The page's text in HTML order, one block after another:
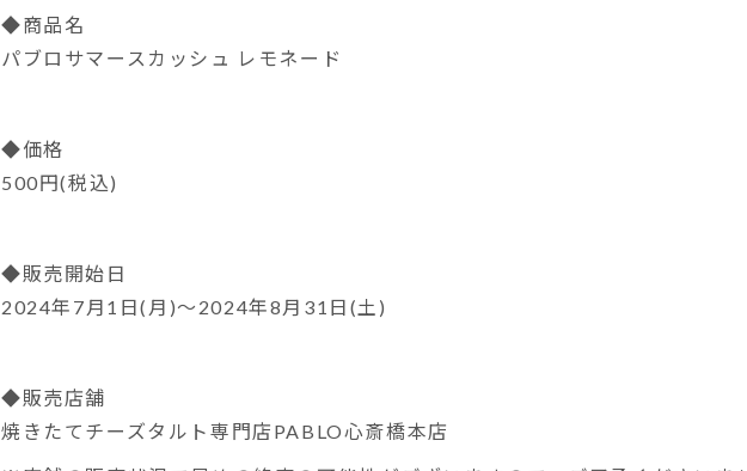
◆商品名
パブロサマースカッシュ レモネード
◆価格
500円(税込)
◆販売開始日
2024年7月1日(月)～2024年8月31日(土)
◆販売店舗
焼きたてチーズタルト専門店PABLO心斎橋本店